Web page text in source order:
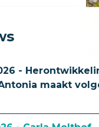
-
maakt